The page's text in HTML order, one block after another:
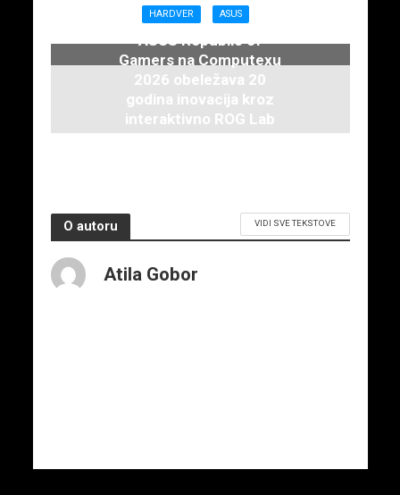
16. juna 2026.
HARDVER ASUS
ASUS Republic of
Gamers na Computexu
2026 obeležava 20
godina inovacija kroz
interaktivno ROG Lab
iskustvo
O autoru VIDI SVE TEKSTOVE
Atila Gobor